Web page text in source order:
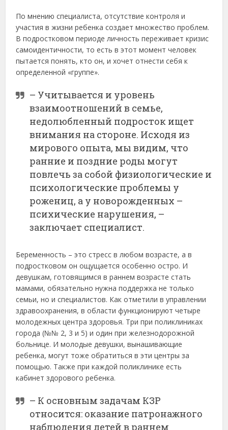
По мнению специалиста, отсутствие контроля и
участия в жизни ребенка создает множество проблем.
В подростковом периоде личность переживает кризис
самоидентичности, то есть в этот момент человек
пытается понять, кто он, и хочет отнести себя к
определенной «группе».
– Учитывается и уровень
взаимоотношений в семье,
недолюбленный подросток ищет
внимания на стороне. Исходя из
мирового опыта, мы видим, что
ранние и поздние роды могут
повлечь за собой физиологические и
психологические проблемы у
рожениц, а у новорожденных –
психические нарушения, –
заключает специалист.
Беременность – это стресс в любом возрасте, а в
подростковом он ощущается особенно остро. И
девушкам, готовящимся в раннем возрасте стать
мамами, обязательно нужна поддержка не только
семьи, но и специалистов. Как отметили в управлении
здравоохранения, в области функционируют четыре
молодежных центра здоровья. Три при поликлиниках
города (№№ 2, 3 и 5) и один при железнодорожной
больнице. И молодые девушки, вынашивающие
ребенка, могут тоже обратиться в эти центры за
помощью. Также при каждой поликлинике есть
кабинет здорового ребенка.
– К основным задачам КЗР
относится: оказание патронажного
наблюдения детей в раннем